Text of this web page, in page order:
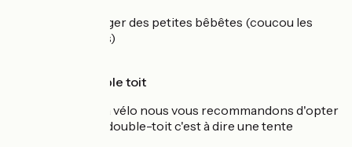
vous protéger des petites bêbêtes (coucou les
moustiques)
Le choix du double toit
Pour un voyage à vélo nous vous recommandons d'opter
pour des tentes double-toit c'est à dire une tente